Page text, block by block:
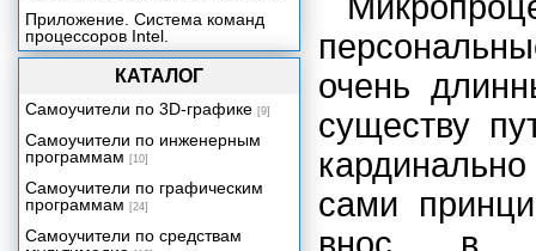
очень
существу
сами
Приложение. Система команд
процессоров Intel.
КАТАЛОГ
Самоучители по 3D-графике [9]
Самоучители по инженерным
программам [10]
Самоучители по графическим
программам [24]
Самоучители по средствам